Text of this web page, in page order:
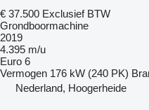
€ 37.500 Exclusief BTW
Grondboormachine
2019
4.395 m/u
Euro 6
Vermogen 176 kW (240 PK)
Nederland, Hoogerheide